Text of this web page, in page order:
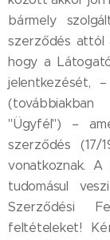
bármely
szerződés attól
hogy a
jelentkezését,
"Ügyfél") –
szerződés (17/
vonatkoznak. A
tudomásul
Szerződési
feltételeket!